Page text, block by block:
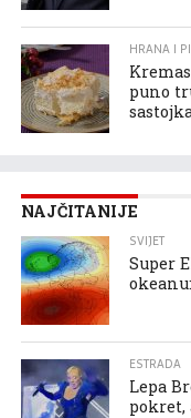
HRANA I
puno
NAJČITANIJE
SVIJET
Super
ESTRADA
Lepa
pokret,